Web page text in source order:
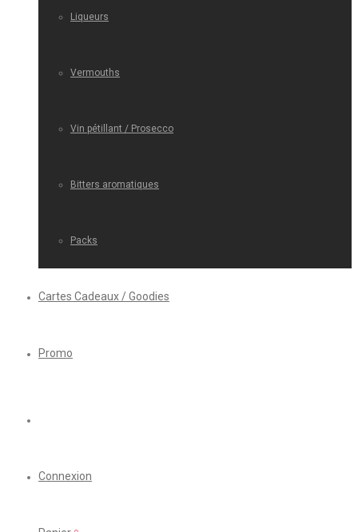
Liqueurs
Vermouths
Vin pétillant / Prosecco
Bitters aromatiques
Packs
Cartes Cadeaux / Goodies
Promo
Connexion